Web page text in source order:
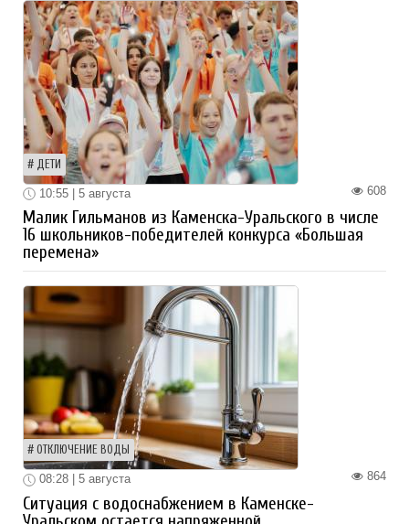
ДЕТИ
608
10:55 | 5 августа
Малик Гильманов из Каменска-Уральского в числе
16 школьников-победителей конкурса «Большая
перемена»
ОТКЛЮЧЕНИЕ ВОДЫ
864
08:28 | 5 августа
Ситуация с водоснабжением в Каменске-